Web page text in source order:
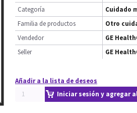
Categoría
Cuidado
Familia de productos
Otro
Vendedor
GE
Seller
GE
Añadir a la lista de deseos
Iniciar sesión y agregar